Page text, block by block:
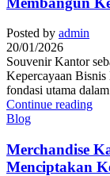
Posted by admin
20/01/2026
Souvenir Kantor
Kepercayaan Bisnis
fondasi utama
Continue reading
Blog
Merchandise
Menciptakan